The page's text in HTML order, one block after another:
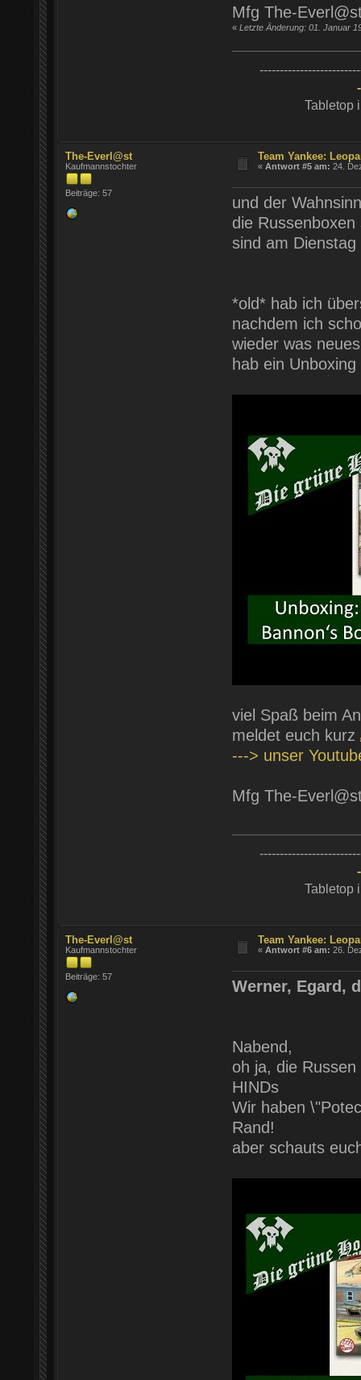
Mfg The-
« Letzte Änderung: 01. Januar
Tabletop
The-Everl@st
Kaufmannstochter
Beiträge: 57
Team Yankee:
«Antwort #5 am: 24.
und der
die
sind am
*old* hab ich
nachdem ich
wieder was
hab ein
viel Spaß beim
meldet euch kurz
---> unser
Mfg The-
Tabletop
The-Everl@st
Kaufmannstochter
Beiträge: 57
Team Yankee:
«Antwort #6 am: 26.
Werner, Egard,
Nabend,
oh ja, die
HINDs
Wir haben
Rand!
aber schauts